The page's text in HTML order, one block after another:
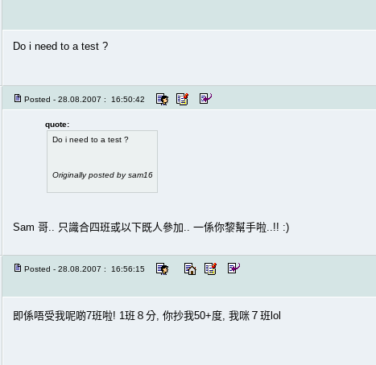
Do i need to a test ?
Posted - 28.08.2007 : 16:50:42
quote:
Do i need to a test ?
Originally posted by sam16
Sam 哥.. 只識合四班或以下既人參加.. 一係你黎幫手啦..!! :)
Posted - 28.08.2007 : 16:56:15
即係唔受我呢啲7班啦! 1班８分, 你抄我50+度, 我咪７班lol